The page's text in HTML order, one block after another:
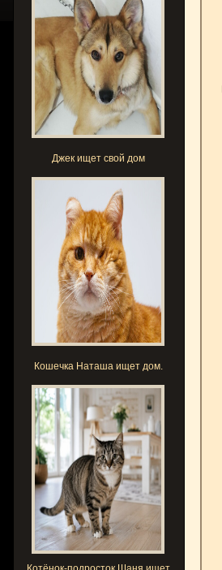
Джек ищет свой дом
Кошечка Наташа ищет дом.